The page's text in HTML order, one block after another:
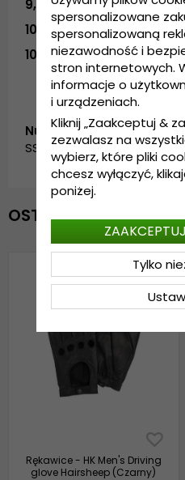
9,5
- 23,7 cm
10
- 25 cm
10,5
- 26,2 cm
Numer artykułu:
SS_70981100.Black-2
OSTATNIO OGLĄDANE
Rękawice - HK Men's Driving
glove Hairsheep (Czarny)
spersonalizowane
spersonalizowaną
niezawodność i
stron internetowych.
informacje o
i urządzeniach.
Kliknij „Zaakceptuj &
zezwalasz na
wybierz, które pliki
chcesz wyłączyć,
poniżej.
Tylko